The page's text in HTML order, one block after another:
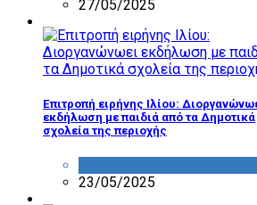
27/05/2025
Επιτροπή ειρήνης Ιλίου:
εκδήλωση με παιδιά από τα Δημοτικά
σχολεία της περιοχής
23/05/2025